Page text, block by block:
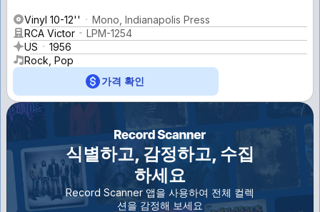
Vinyl 10-12''
Mono, Indianapolis Press
RCA Victor
LPM-1254
US
1956
Rock, Pop
가격 확인
식별하고, 감정하고, 수집
하세요
Record Scanner 앱을 사용하여 전체 컬렉
션을 감정해 보세요